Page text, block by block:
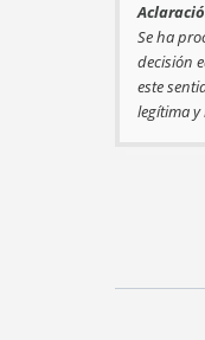
Se ha
decisión
este
legítima y